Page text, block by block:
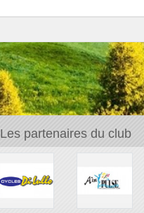
Les partenaires du club